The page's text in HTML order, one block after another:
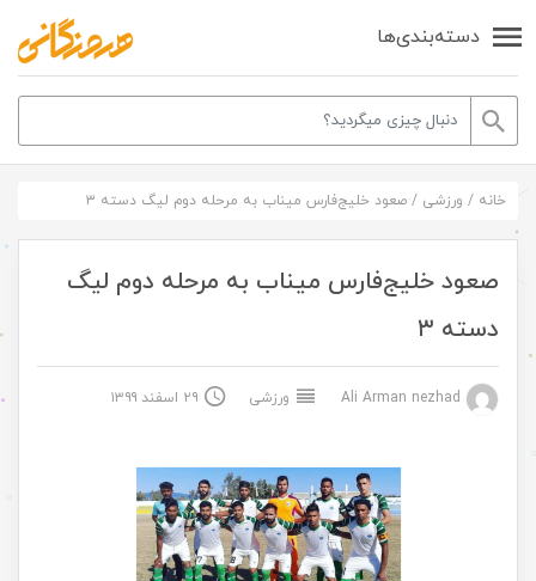
دسته‌بندی‌ها
خانه / ورزشی / صعود خلیج‌فارس میناب به مرحله دوم لیگ دسته ۳
صعود خلیج‌فارس میناب به مرحله دوم لیگ
دسته ۳
ورزشی ۲۹ اسفند ۱۳۹۹